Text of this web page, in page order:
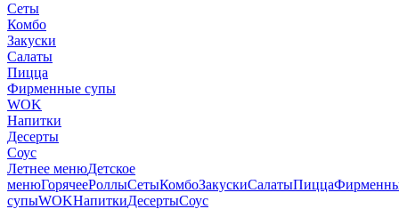
Сеты
Комбо
Закуски
Салаты
Пицца
Фирменные супы
WOK
Напитки
Десерты
Соус
Летнее менюДетское
менюГорячееРоллыСетыКомбоЗакускиСалатыПицца
супыWOKНапиткиДесертыСоус